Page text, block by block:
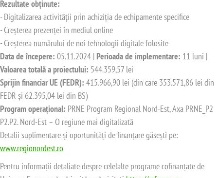
Rezultate obținute:
- Digitalizarea activității prin achiziția de echipamente specifice
- Creșterea prezenței în mediul online
- Creșterea numărului de noi tehnologii digitale folosite
Data de începere: 05.11.2024 | Perioada de implementare: 11 luni |
Valoarea totală a proiectului: 544.359,57 lei
Sprijin financiar UE (FEDR): 415.966,90 lei (din care 353.571,86 lei din
FEDR și 62.395,04 lei din BS)
Program operațional: PRNE Program Regional Nord-Est, Axa PRNE_P2
P2.P2. Nord-Est – O regiune mai digitalizată
Detalii suplimentare și oportunități de finanțare găsești pe:
www.regionordest.ro
Pentru informații detaliate despre celelalte programe cofinanțate de